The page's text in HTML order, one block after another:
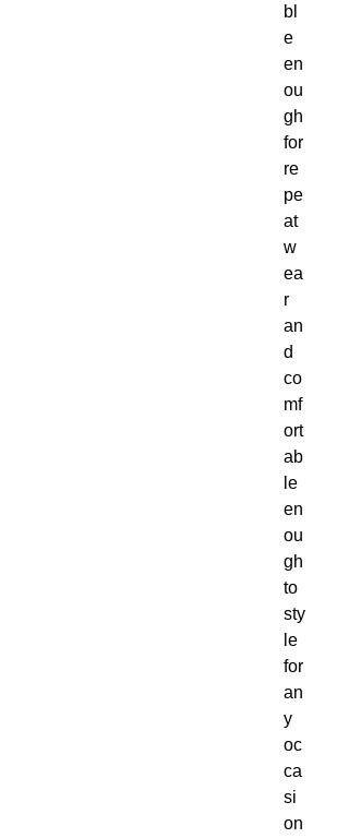
bl
e
en
ou
gh
for
re
pe
at
w
ea
r
an
d
co
mf
ort
ab
le
en
ou
gh
to
sty
le
for
an
y
oc
ca
si
on